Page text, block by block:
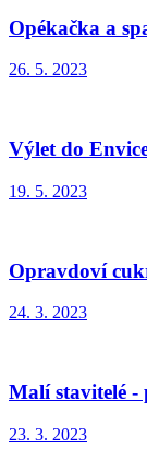
Opékačka a
26. 5. 2023
Výlet do
19. 5. 2023
Opravdoví
24. 3. 2023
Malí stavitelé -
23. 3. 2023